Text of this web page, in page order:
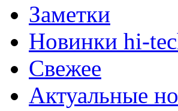
Заметки
Новинки hi-
Свежее
Актуальные